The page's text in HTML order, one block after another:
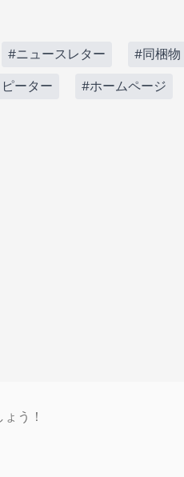
#ニュースレター #同梱物
ーター #ホームページ
う！